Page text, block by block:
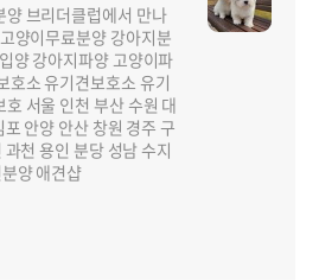
브리더클럽에서 만나
양이무료분양 강아지분
양 강아지파양 고양이파
호소 유기견보호소 유기
서울 인천 부산 수원 대
안양 안산 창원 경주 구
천 용인 분당 성남 수지
양 애견샵